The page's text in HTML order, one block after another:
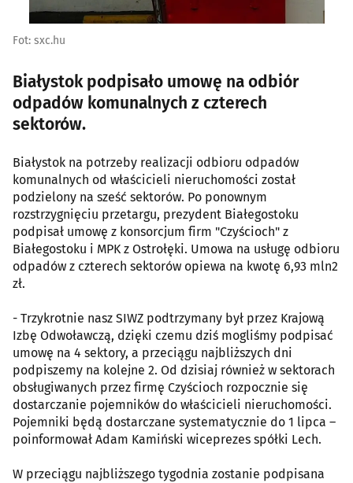
Fot: sxc.hu
Białystok podpisało umowę na odbiór
odpadów komunalnych z czterech
sektorów.
Białystok na potrzeby realizacji odbioru odpadów
komunalnych od właścicieli nieruchomości został
podzielony na sześć sektorów. Po ponownym
rozstrzygnięciu przetargu, prezydent Białegostoku
podpisał umowę z konsorcjum firm "Czyścioch" z
Białegostoku i MPK z Ostrołęki. Umowa na usługę odbioru
odpadów z czterech sektorów opiewa na kwotę 6,93 mln2
zł.
- Trzykrotnie nasz SIWZ podtrzymany był przez Krajową
Izbę Odwoławczą, dzięki czemu dziś mogliśmy podpisać
umowę na 4 sektory, a przeciągu najbliższych dni
podpiszemy na kolejne 2. Od dzisiaj również w sektorach
obsługiwanych przez firmę Czyścioch rozpocznie się
dostarczanie pojemników do właścicieli nieruchomości.
Pojemniki będą dostarczane systematycznie do 1 lipca –
poinformował Adam Kamiński wiceprezes spółki Lech.
W przeciągu najbliższego tygodnia zostanie podpisana